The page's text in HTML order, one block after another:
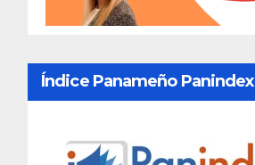
Índice Panameño Panindex